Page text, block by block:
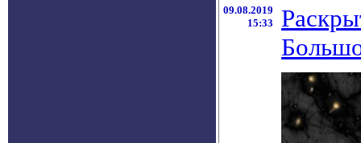
09.08.2019
15:33